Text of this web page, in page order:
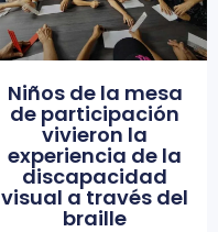
Niños de la mesa
de participación
vivieron la
experiencia de la
discapacidad
visual a través del
braille